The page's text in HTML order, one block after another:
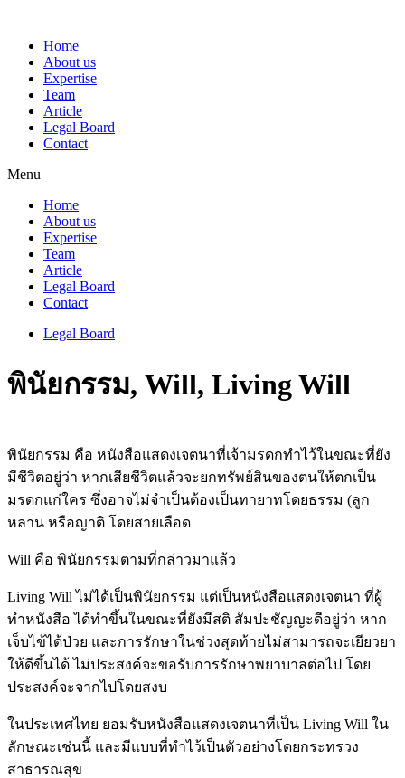
Home
About us
Expertise
Team
Article
Legal Board
Contact
Menu
Home
About us
Expertise
Team
Article
Legal Board
Contact
Legal Board
พินัยกรรม, Will, Living Will
พินัยกรรม คือ หนังสือแสดงเจตนาที่เจ้ามรดกทำไว้ในขณะที่ยัง
มีชีวิตอยู่ว่า หากเสียชีวิตแล้วจะยกทรัพย์สินของตนให้ตกเป็น
มรดกแก่ใคร ซึ่งอาจไม่จำเป็นต้องเป็นทายาทโดยธรรม (ลูก
หลาน หรือญาติ โดยสายเลือด
Will คือ พินัยกรรมตามที่กล่าวมาแล้ว
Living Will ไม่ได้เป็นพินัยกรรม แต่เป็นหนังสือแสดงเจตนา ที่ผู้
ทำหนังสือ ได้ทำขึ้นในขณะที่ยังมีสติ สัมปะชัญญะดีอยู่ว่า หาก
เจ็บไข้ได้ป่วย และการรักษาในช่วงสุดท้ายไม่สามารถจะเยียวยา
ให้ดีขึ้นได้ ไม่ประสงค์จะขอรับการรักษาพยาบาลต่อไป โดย
ประสงค์จะจากไปโดยสงบ
ในประเทศไทย ยอมรับหนังสือแสดงเจตนาที่เป็น Living Will ใน
ลักษณะเช่นนี้ และมีแบบที่ทำไว้เป็นตัวอย่างโดยกระทรวง
สาธารณสุข